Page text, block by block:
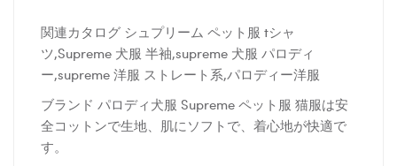
関連カタログ シュプリーム ペット服 tシャ
ツ,Supreme 犬服 半袖,supreme 犬服 パロディ
ー,supreme 洋服 ストレート系,パロディー洋服
ブランド パロディ犬服 Supreme ペット服 猫服は安
全コットンで生地、肌にソフトで、着心地が快適で
す。